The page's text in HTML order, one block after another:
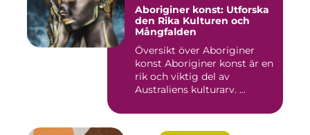
Aboriginer konst: Utforska
den Rika Kulturen och
Mångfalden
Översikt över Aboriginer
konst Aboriginer konst är en
rik och viktig del av
Australiens kulturarv. ...